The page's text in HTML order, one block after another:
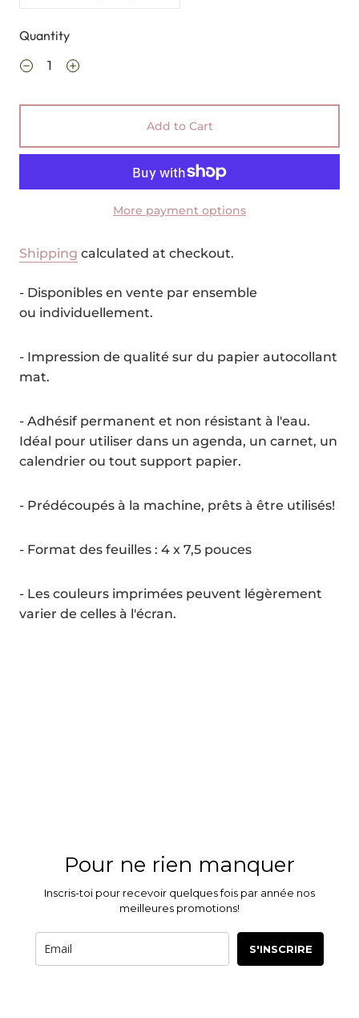
Quantity
Add to Cart
More payment options
Shipping calculated at checkout.
- Disponibles en vente par ensemble
ou individuellement.
- Impression de qualité sur du papier autocollant
mat.
- Adhésif permanent et non résistant à l'eau.
Idéal pour utiliser dans un agenda, un carnet, un
calendrier ou tout support papier.
- Prédécoupés à la machine, prêts à être utilisés!
- Format des feuilles : 4 x 7,5 pouces
- Les couleurs imprimées peuvent légèrement
varier de celles à l'écran.
Pour ne rien manquer
Inscris-toi pour recevoir quelques fois par année nos
meilleures promotions!
S'INSCRIRE